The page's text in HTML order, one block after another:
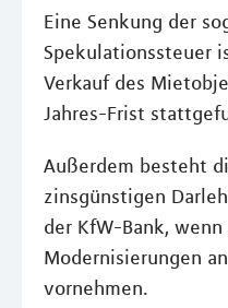
Eine Senkung der
Spekulationssteuer
Verkauf des
Jahres-Frist
Außerdem besteht
zinsgünstigen
der KfW-Bank,
Modernisierungen
vornehmen.